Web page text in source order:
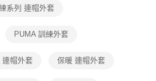
support/home
司提供之「AFTEE先享後付」服務完成之交
。
系列 連帽外套
PUMA 訓練外套
連帽外套 保暖 連帽外套